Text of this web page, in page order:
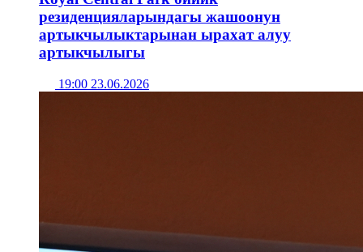
резиденцияларындагы жашоонун
артыкчылыктарынан ырахат алуу
артыкчылыгы
19:00 23.06.2026